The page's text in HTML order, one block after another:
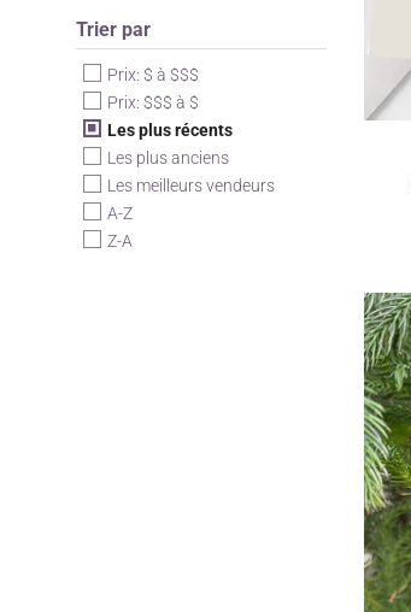
Trier par
Prix: $ à $$$
Prix: $$$ à $
Les plus récents
Les plus anciens
Les meilleurs vendeurs
A-Z
Z-A